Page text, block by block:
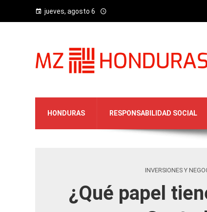
jueves, agosto 6
HONDURAS RESPONSABILIDAD SOCIAL
INVERSIONES Y
¿Qué papel